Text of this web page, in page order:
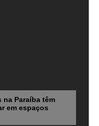
na Paraíba têm
em espaços